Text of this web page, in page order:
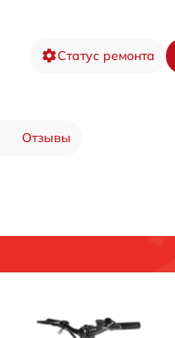
Статус ремонта
Отзывы